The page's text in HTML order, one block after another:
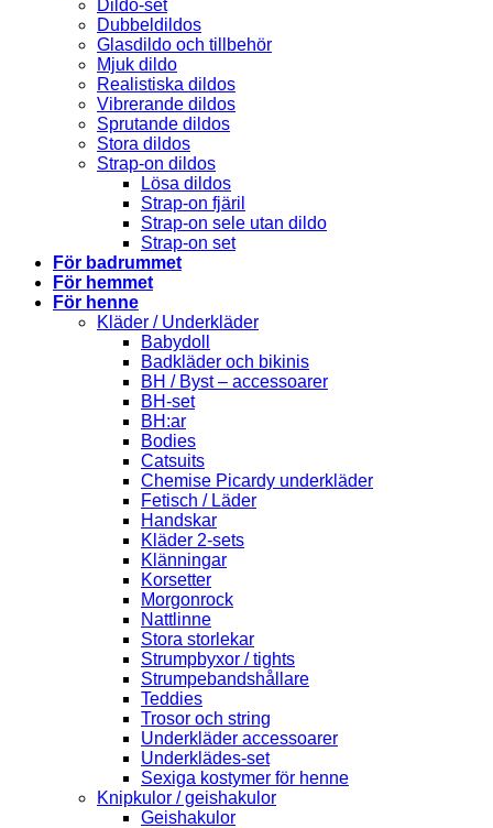
Dildo-set
Dubbeldildos
Glasdildo och tillbehör
Mjuk dildo
Realistiska dildos
Vibrerande dildos
Sprutande dildos
Stora dildos
Strap-on dildos
Lösa dildos
Strap-on fjäril
Strap-on sele utan dildo
Strap-on set
För badrummet
För hemmet
För henne
Kläder / Underkläder
Babydoll
Badkläder och bikinis
BH / Byst – accessoarer
BH-set
BH:ar
Bodies
Catsuits
Chemise Picardy underkläder
Fetisch / Läder
Handskar
Kläder 2-sets
Klänningar
Korsetter
Morgonrock
Nattlinne
Stora storlekar
Strumpbyxor / tights
Strumpebandshållare
Teddies
Trosor och string
Underkläder accessoarer
Underklädes-set
Sexiga kostymer för henne
Knipkulor / geishakulor
Geishakulor